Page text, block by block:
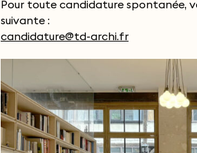
Pour toute candidature spontanée,
suivante :
candidature@td-archi.fr